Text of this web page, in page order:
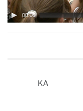
00:00
KA